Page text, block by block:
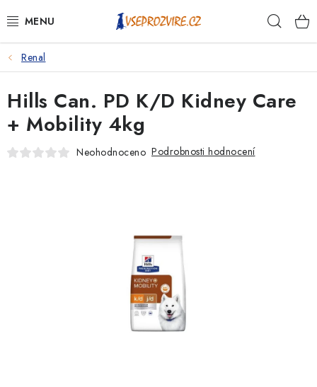
na
PSI
KOČKY
KONĚ
KRÁLÍCI/HLODAVCI/PTÁCI
Renal
Hills Can. PD K/D Kidney Care
+ Mobility 4kg
Neohodnoceno Podrobnosti hodnocení